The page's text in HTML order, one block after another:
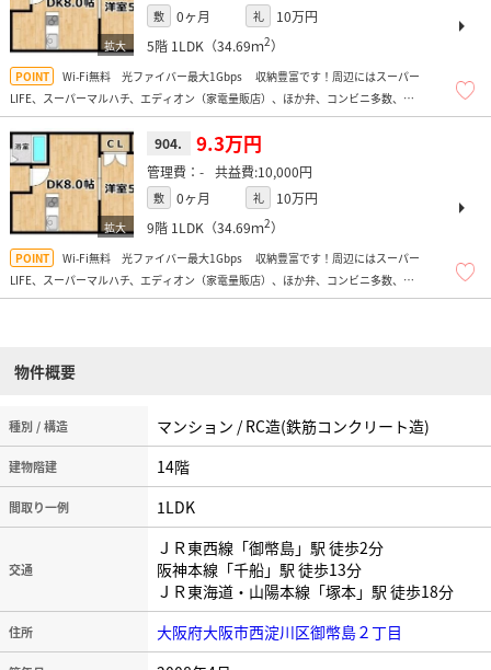
敷 0ヶ月 礼
10万円
5階 1LDK（34.69ｍ2）
Wi-Fi無料 光ファイバー最大1Gbps 収納豊富です！周辺にはスーパー
LIFE、スーパーマルハチ、エディオン（家電量販店）、ほか弁、コンビニ多数、ス
ギ薬局、トレーニングジム、コーナン（ホームセンター）などがあり便利ですよ！
904. 9.3万円
- 10,000円
敷 0ヶ月 礼
10万円
9階 1LDK（34.69ｍ2）
Wi-Fi無料 光ファイバー最大1Gbps 収納豊富です！周辺にはスーパー
LIFE、スーパーマルハチ、エディオン（家電量販店）、ほか弁、コンビニ多数、ス
ギ薬局、トレーニングジム、コーナン（ホームセンター）などがあり便利ですよ！
物件概要
種別 / 構造 マンション / RC造(鉄筋コンクリート造)
建物階建 14階
間取り一例 1LDK
交通
ＪＲ東西線「御幣島」駅 徒歩2分
阪神本線「千船」駅 徒歩13分
ＪＲ東海道・山陽本線「塚本」駅 徒歩18分
住所 大阪府大阪市西淀川区御幣島２丁目